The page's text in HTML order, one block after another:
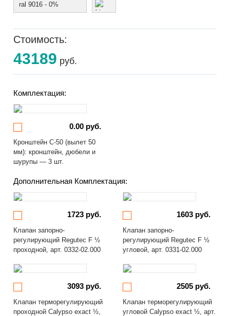
ral 9016 - 0%
Стоимость:
43189 руб.
Комплектация:
0.00 руб.
Кронштейн С-50 (вылет 50
мм): кронштейн, дюбели и
шурупы — 3 шт.
Дополнительная Комплектация:
1723 руб.
Клапан запорно-
регулирующий Regutec F ½
проходной, арт. 0332-02.000
1603 руб.
Клапан запорно-
регулирующий Regutec F ½
угловой, арт. 0331-02.000
3093 руб.
Клапан терморегулирующий
проходной Calypso exact ½,
2505 руб.
Клапан терморегулирующий
угловой Calypso exact ½, арт.